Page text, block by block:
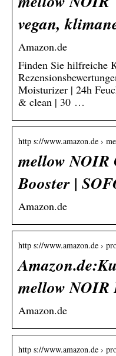
vegan,
Amazon.de
Finden Sie hilfreiche
Moisturizer | 24h
& clean | 30 …
http s://www.amazon.de ›
mellow NOIR
Booster |
Amazon.de
http s://www.amazon.de ›
mellow
Amazon.de
http s://www.amazon.de ›